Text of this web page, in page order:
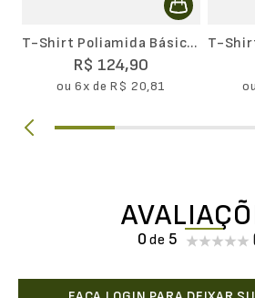
T-Shirt Poliamida Básica
Masculina II
R$ 124,90
ou6x deR$ 20,81
T-
Run
0